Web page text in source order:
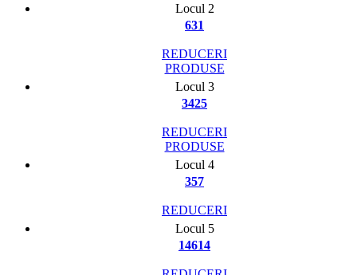
Locul 2
631
REDUCERI
PRODUSE
Locul 3
3425
REDUCERI
PRODUSE
Locul 4
357
REDUCERI
Locul 5
14614